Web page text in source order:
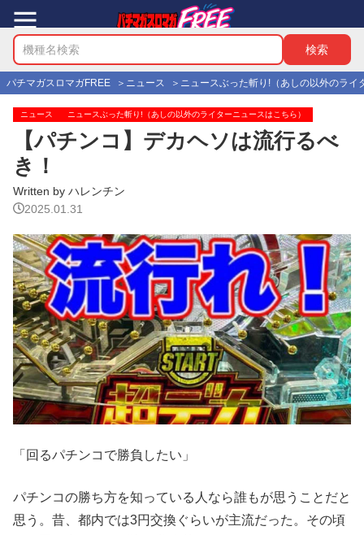
パチマガスロマガFREE ニュース ニュースぶった斬り!（あしの以外のライ
ニュース ニュースぶった斬り!（あしの以外のライターニュースはこちら）
【パチンコ】デカヘソは流行るべ
き！
Written by ハレンチン
2025.01.31
「回るパチンコで勝負したい」
パチンコの勝ち方を知っている人なら誰もが思うことだと
思う。昔、都内では3円交換ぐらいが主流だった。その頃